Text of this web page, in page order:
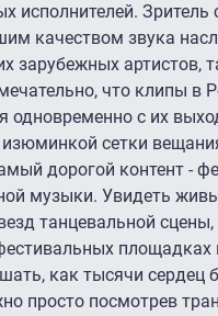
исполнителей.
качеством звука
зарубежных артистов,
что клипы в
одновременно с их
сетки
дорогой контент -
музыки. Увидеть
танцевальной
площадках
как тысячи сердец
просто посмотрев